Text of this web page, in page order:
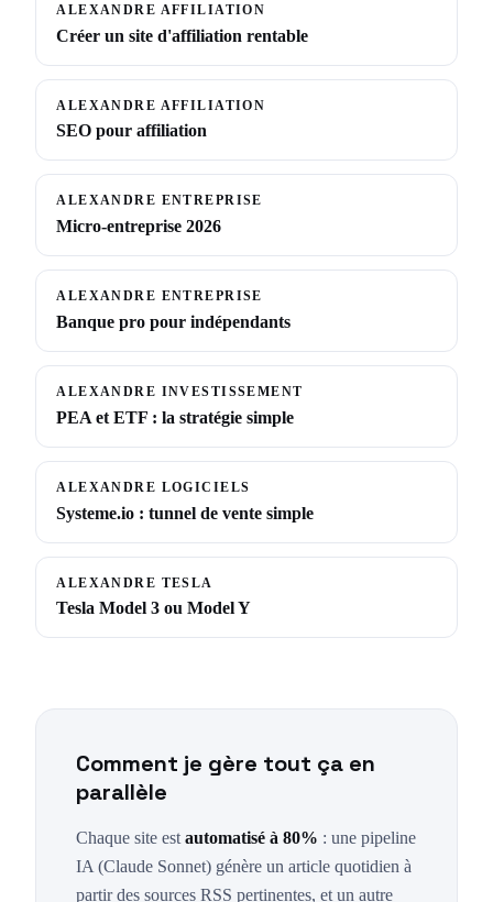
ALEXANDRE AFFILIATION
Créer un site d'affiliation rentable
ALEXANDRE AFFILIATION
SEO pour affiliation
ALEXANDRE ENTREPRISE
Micro-entreprise 2026
ALEXANDRE ENTREPRISE
Banque pro pour indépendants
ALEXANDRE INVESTISSEMENT
PEA et ETF : la stratégie simple
ALEXANDRE LOGICIELS
Systeme.io : tunnel de vente simple
ALEXANDRE TESLA
Tesla Model 3 ou Model Y
Comment je gère tout ça en
parallèle
Chaque site estautomatisé à 80% : une pipeline
IA (Claude Sonnet) génère un article quotidien à
partir des sources RSS pertinentes, et un autre